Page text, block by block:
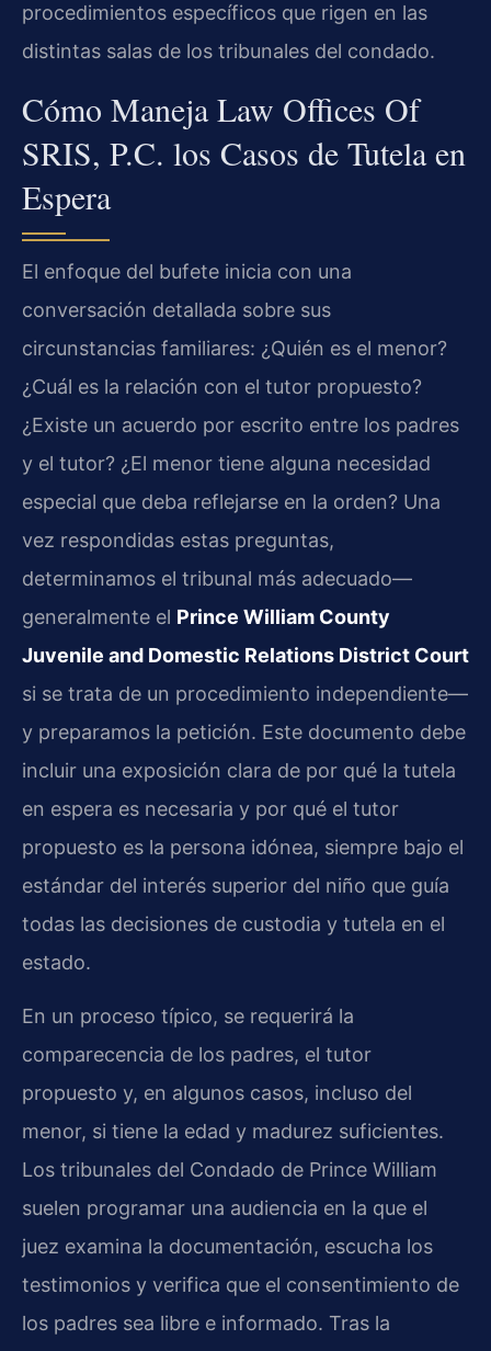
procedimientos específicos que rigen en las
distintas salas de los tribunales del condado.
Cómo Maneja Law Offices Of
SRIS, P.C. los Casos de Tutela en
Espera
El enfoque del bufete inicia con una
conversación detallada sobre sus
circunstancias familiares: ¿Quién es el menor?
¿Cuál es la relación con el tutor propuesto?
¿Existe un acuerdo por escrito entre los padres
y el tutor? ¿El menor tiene alguna necesidad
especial que deba reflejarse en la orden? Una
vez respondidas estas preguntas,
determinamos el tribunal más adecuado—
generalmente el Prince William County
Juvenile and Domestic Relations District Court
si se trata de un procedimiento independiente—
y preparamos la petición. Este documento debe
incluir una exposición clara de por qué la tutela
en espera es necesaria y por qué el tutor
propuesto es la persona idónea, siempre bajo el
estándar del interés superior del niño que guía
todas las decisiones de custodia y tutela en el
estado.
En un proceso típico, se requerirá la
comparecencia de los padres, el tutor
propuesto y, en algunos casos, incluso del
menor, si tiene la edad y madurez suficientes.
Los tribunales del Condado de Prince William
suelen programar una audiencia en la que el
juez examina la documentación, escucha los
testimonios y verifica que el consentimiento de
los padres sea libre e informado. Tras la